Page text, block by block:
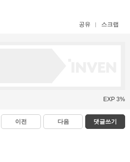
공유 스크랩
EXP 3%
이전 다음 댓글쓰기